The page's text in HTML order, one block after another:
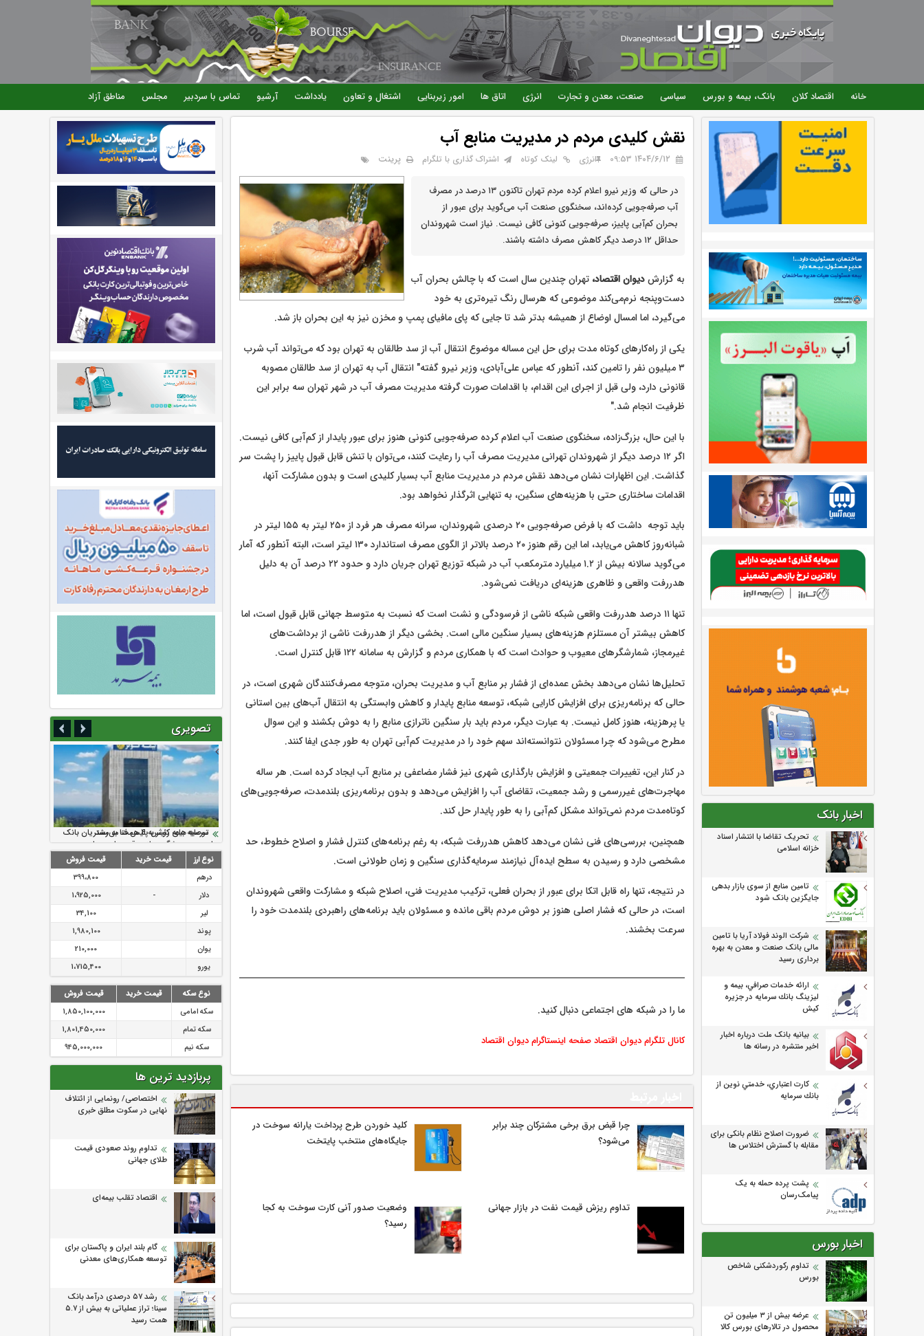
رفتن
به
محتوای
اصلی
خانه اقتصاد کلان بانک، بیمه و بورس سیاسی صنعت، معدن و تجارت انرژی اتاق ها امور زیربنایی اشتغال و تعاون یادداشت آرشیو تماس با سردبیر مجلس مناطق آزاد
اخبار بانک
تحریک تقاضا با انتشار اسناد
خزانه اسلامی
تامین منابع از سوی بازار بدهی
جایگزین بانک شود
شرکت الوند فولاد آریا با تامین
مالی بانک صنعت و معدن به بهره
برداری رسید
ارائه خدمات صرافي، بيمه و
ليزينگ بانك سرمايه در جزيره
كيش
بیانیه بانک ملت درباره اخبار
اخیر منتشره در رسانه ها
كارت اعتباري، خدمتي نوين از
بانك سرمايه
ضرورت اصلاح نظام بانکی برای
مقابله با گسترش اختلاس ها
پشت پرده حمله به یک
پیامک‌رسان
اخبار بورس
تداوم رکوردشکنی شاخص
بورس
عرضه بیش از ۳ میلیون تن
محصول در تالارهای بورس کالا
نقش کلیدی مردم در مدیریت منابع آب
۱۴۰۴/۶/۱۲ 09:53 انرژی لینک کوتاه اشتراک گذاری با تلگرام پرینت
در حالی که وزیر نیرو اعلام کرده مردم تهران تاکنون ۱۳ درصد در مصرف
آب صرفه‌جویی کرده‌اند، سخنگوی صنعت آب می‌گوید برای عبور از
بحران کم‌آبی پاییز، صرفه‌جویی کنونی کافی نیست. نیاز است شهروندان
حداقل ۱۲ درصد دیگر کاهش مصرف داشته باشند.
به ‌گزارشدیوان اقتصاد، تهران چندین سال است که با چالش بحران آب
دست‌وپنجه نرم‌می‌کند موضوعی که هرسال رنگ تیره‌تری به خود
می‌گیرد، اما امسال اوضاع از همیشه بدتر شد تا جایی که پای مافیای پمپ و مخزن نیز به این بحران باز شد.
یکی از راه‌کارهای کوتاه مدت برای حل این مساله موضوع انتقال آب از سد طالقان به تهران بود که می‌تواند آب شرب
۳ میلیون نفر را تامین کند، آنطور که عباس علی‌آبادی، وزیر نیرو گفته" انتقال آب به تهران از سد طالقان مصوبه
قانونی دارد، ولی قبل از اجرای این اقدام، با اقدامات صورت گرفته مدیریت مصرف آب در شهر تهران سه برابر این
ظرفیت انجام شد."
با این حال، بزرگ‌زاده، سخنگوی صنعت آب اعلام کرده صرفه‌جویی کنونی هنوز برای عبور پایدار از کم‌آبی کافی نیست.
اگر ۱۲ درصد دیگر از شهروندان تهرانی مدیریت مصرف آب را رعایت کنند، می‌توان با تنش قابل قبول پاییز را پشت سر
گذاشت. این اظهارات نشان می‌دهد نقش مردم در مدیریت منابع آب بسیار کلیدی است و بدون مشارکت آنها،
اقدامات ساختاری حتی با هزینه‌های سنگین، به تنهایی اثرگذار نخواهد بود.
باید توجه داشت که با فرض صرفه‌جویی ۲۰ درصدی شهروندان، سرانه مصرف هر فرد از ۲۵۰ لیتر به ۱۵۵ لیتر در
شبانه‌روز کاهش می‌یابد، اما این رقم هنوز ۲۰ درصد بالاتر از الگوی مصرف استاندارد ۱۳۰ لیتر است، البته آنطور که آمار
می‌گوید سالانه بیش از ۱.۲ میلیارد مترمکعب آب در شبکه توزیع تهران جریان دارد و حدود ۲۲ درصد آن به دلیل
هدررفت واقعی و ظاهری هزینه‌ای دریافت نمی‌شود.
تنها ۱۱ درصد هدررفت واقعی شبکه ناشی از فرسودگی و نشت است که نسبت به متوسط جهانی قابل قبول است، اما
کاهش بیشتر آن مستلزم هزینه‌های بسیار سنگین مالی است. بخشی دیگر از هدررفت ناشی از برداشت‌های
غیرمجاز، شمارشگرهای معیوب و حوادث است که با همکاری مردم و گزارش به سامانه ۱۲۲ قابل کنترل است.
تحلیل‌ها نشان می‌دهد بخش عمده‌ای از فشار بر منابع آب و مدیریت بحران، متوجه مصرف‌کنندگان شهری است، در
حالی که برنامه‌ریزی برای افزایش کارایی شبکه، توسعه منابع پایدار و کاهش وابستگی به انتقال آب‌های بین استانی
یا پرهزینه، هنوز کامل نیست. به عبارت دیگر، مردم باید بار سنگین ناترازی منابع را به دوش بکشند و این سوال
مطرح می‌شود که چرا مسئولان نتوانسته‌اند سهم خود را در مدیریت کم‌آبی تهران به طور جدی ایفا کنند.
در کنار این، تغییرات جمعیتی و افزایش بارگذاری شهری نیز فشار مضاعفی بر منابع آب ایجاد کرده است. هر ساله
مهاجرت‌های غیررسمی و رشد جمعیت، تقاضای آب را افزایش می‌دهد و بدون برنامه‌ریزی بلندمدت، صرفه‌جویی‌های
کوتاه‌مدت مردم نمی‌تواند مشکل کم‌آبی را به طور پایدار حل کند.
همچنین، بررسی‌های فنی نشان می‌دهد کاهش هدررفت شبکه، به رغم برنامه‌های کنترل فشار و اصلاح خطوط، حد
مشخصی دارد و رسیدن به سطح ایده‌آل نیازمند سرمایه‌گذاری سنگین و زمان طولانی است.
در نتیجه، تنها راه قابل اتکا برای عبور از بحران فعلی، ترکیب مدیریت فنی، اصلاح شبکه و مشارکت واقعی شهروندان
است، در حالی که فشار اصلی هنوز بر دوش مردم باقی مانده و مسئولان باید برنامه‌های راهبردی بلندمدت خود را
سرعت بخشند.
ما را در شبکه های اجتماعی دنبال کنید.
کانال تلگرام دیوان اقتصادصفحه اینستاگرام دیوان اقتصاد
چرا قبض برق برخی مشترکان چند برابر
می‌شود؟
کلید خوردن طرح پرداخت یارانه سوخت در
جایگاه‌های منتخب پایتخت
تداوم ریزش قیمت نفت در بازار جهانی
وضعیت صدور آنی کارت سوخت به کجا
رسید؟
تصویری
ارزش سهام عدالت بالا رفت
سرمایه بیمه کوثر به ۴ همت می‌رسد
نود ثانیه با فولاد سنگان
تقدیر دبیرکل سندیکای بیمه گران ایران از
اقدامات مدیرعامل بیمه رازی
توصیه های رئیس پلیس فتا به مشتریان بانک
ها در مورد پیشگیری از سرقت های مجازی
نوع ارز قیمت خرید
قیمت فروش
درهم
399،800
دلار
-
1،925,000
لیر
34,100
پوند
1,980,100
یوان
210,000
یورو
1،715,400
نوع سکه قیمت خرید
قیمت فروش
سکه امامی
1,850,100,000
سکه تمام
1,801,450,000
سکه نیم
945,000,000
پربازدید ترین ها
اختصاصی/ رونمایی از ائتلاف‌
نهایی در سکوت مطلق خبری
تداوم روند صعودی قیمت
طلای جهانی
اقتصاد تقلب بیمه‌ای
گام بلند ایران و پاکستان برای
توسعه همکاری‌های معدنی
رشد ۵۷ درصدی درآمد بانک
سینا؛ تراز عملیاتی به بیش از ۵.۷
همت رسید